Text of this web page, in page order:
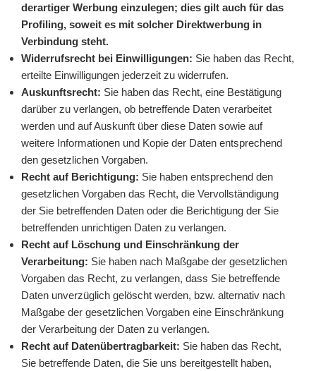
derartiger Werbung einzulegen; dies gilt auch für das
Profiling, soweit es mit solcher Direktwerbung in
Verbindung steht.
Widerrufsrecht bei Einwilligungen: Sie haben das Recht,
erteilte Einwilligungen jederzeit zu widerrufen.
Auskunftsrecht: Sie haben das Recht, eine Bestätigung
darüber zu verlangen, ob betreffende Daten verarbeitet
werden und auf Auskunft über diese Daten sowie auf
weitere Informationen und Kopie der Daten entsprechend
den gesetzlichen Vorgaben.
Recht auf Berichtigung: Sie haben entsprechend den
gesetzlichen Vorgaben das Recht, die Vervollständigung
der Sie betreffenden Daten oder die Berichtigung der Sie
betreffenden unrichtigen Daten zu verlangen.
Recht auf Löschung und Einschränkung der
Verarbeitung: Sie haben nach Maßgabe der gesetzlichen
Vorgaben das Recht, zu verlangen, dass Sie betreffende
Daten unverzüglich gelöscht werden, bzw. alternativ nach
Maßgabe der gesetzlichen Vorgaben eine Einschränkung
der Verarbeitung der Daten zu verlangen.
Recht auf Datenübertragbarkeit: Sie haben das Recht,
Sie betreffende Daten, die Sie uns bereitgestellt haben,